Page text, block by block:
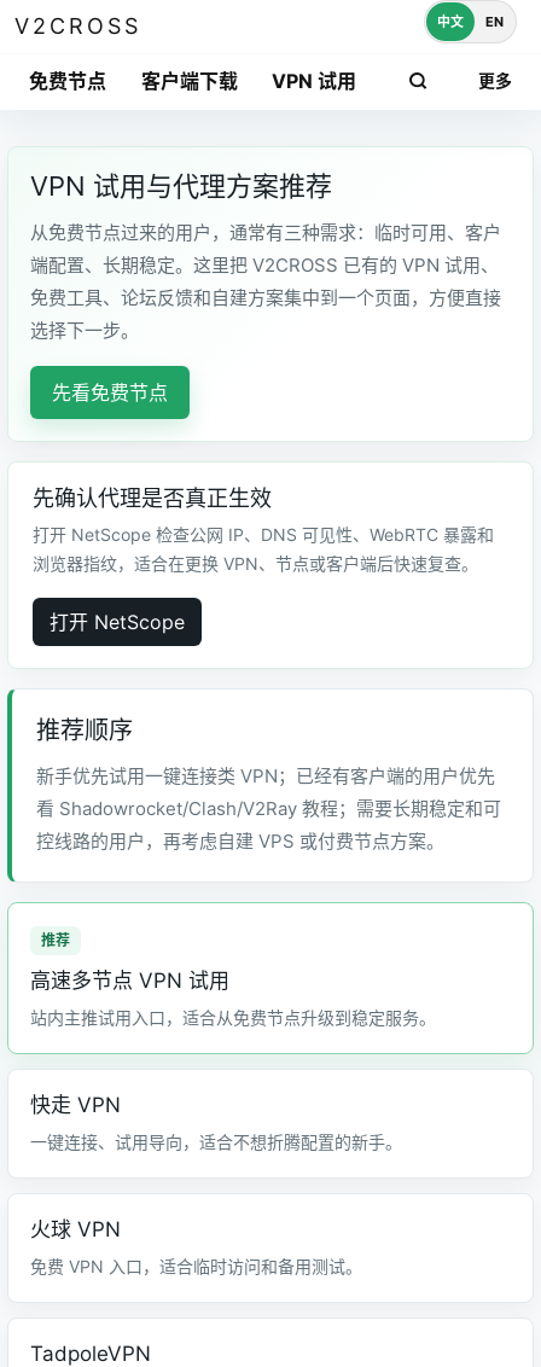
V2CROSS
免费节点 客户端下载 VPN 试用 更多
中文 EN
VPN 试用与代理方案推荐
从免费节点过来的用户，通常有三种需求：临时可用、客户
端配置、长期稳定。这里把 V2CROSS 已有的 VPN 试用、
免费工具、论坛反馈和自建方案集中到一个页面，方便直接
选择下一步。
先看免费节点
先确认代理是否真正生效
打开 NetScope 检查公网 IP、DNS 可见性、WebRTC 暴露和
浏览器指纹，适合在更换 VPN、节点或客户端后快速复查。
打开 NetScope
推荐顺序
新手优先试用一键连接类 VPN；已经有客户端的用户优先
看 Shadowrocket/Clash/V2Ray 教程；需要长期稳定和可
控线路的用户，再考虑自建 VPS 或付费节点方案。
高速多节点 VPN 试用
站内主推试用入口，适合从免费节点升级到稳定服务。
快走 VPN
一键连接、试用导向，适合不想折腾配置的新手。
火球 VPN
免费 VPN 入口，适合临时访问和备用测试。
TadpoleVPN